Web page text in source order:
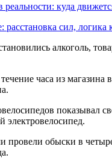
реальности: куда
сил, логика
алкоголь,
часа из
показывал
электровелосипед.
провели обыски в